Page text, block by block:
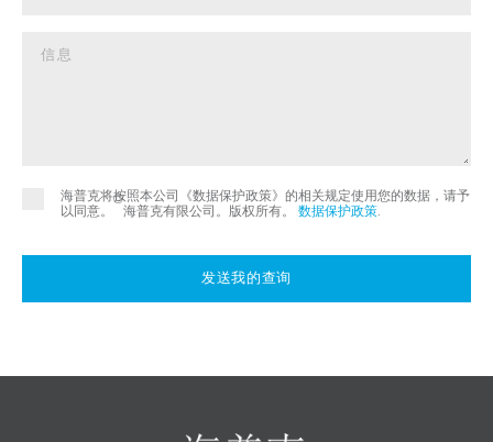
海普克将按照本公司《数据保护政策》的相关规定使用您的数据，请予
以同意。
©
海普克有限公司。版权所有。 数据保护政策.
发送我的查询